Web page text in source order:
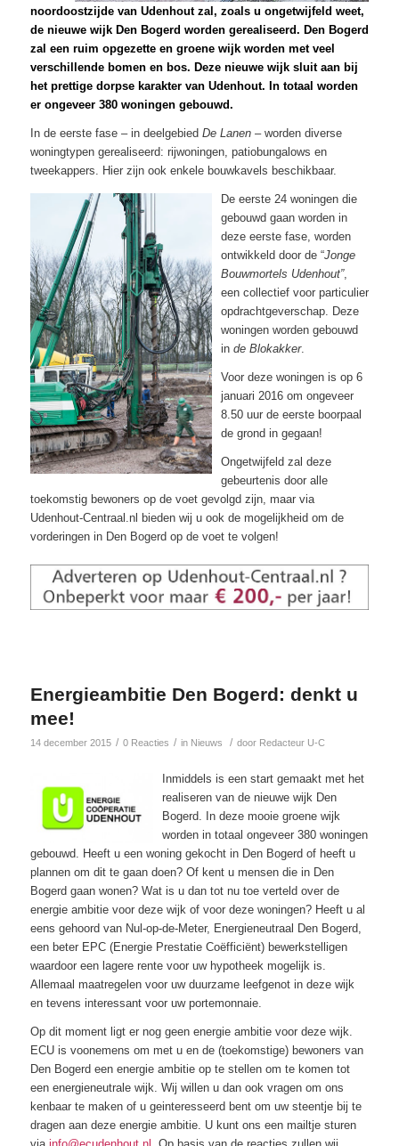
noordoostzijde van Udenhout zal, zoals u ongetwijfeld weet,
de nieuwe wijk Den Bogerd worden gerealiseerd. Den Bogerd
zal een ruim opgezette en groene wijk worden met veel
verschillende bomen en bos. Deze nieuwe wijk sluit aan bij
het prettige dorpse karakter van Udenhout. In totaal worden
er ongeveer 380 woningen gebouwd.
In de eerste fase – in deelgebied De Lanen– worden diverse
woningtypen gerealiseerd: rijwoningen, patiobungalows en
tweekappers. Hier zijn ook enkele bouwkavels beschikbaar.
De eerste 24 woningen die
gebouwd gaan worden in
deze eerste fase, worden
ontwikkeld door de “Jonge
Bouwmortels Udenhout”,
een collectief voor particulier
opdrachtgeverschap. Deze
woningen worden gebouwd
in de Blokakker.
Voor deze woningen is op 6
januari 2016 om ongeveer
8.50 uur de eerste boorpaal
de grond in gegaan!
Ongetwijfeld zal deze
gebeurtenis door alle
toekomstig bewoners op de voet gevolgd zijn, maar via
Udenhout-Centraal.nl bieden wij u ook de mogelijkheid om de
vorderingen in Den Bogerd op de voet te volgen!
Energieambitie Den Bogerd: denkt u
mee!
14 december 2015 / 0 Reacties / in Nieuws / door Redacteur U-C
Inmiddels is een start gemaakt met het
realiseren van de nieuwe wijk Den
Bogerd. In deze mooie groene wijk
worden in totaal ongeveer 380 woningen
gebouwd. Heeft u een woning gekocht in Den Bogerd of heeft u
plannen om dit te gaan doen? Of kent u mensen die in Den
Bogerd gaan wonen? Wat is u dan tot nu toe verteld over de
energie ambitie voor deze wijk of voor deze woningen? Heeft u al
eens gehoord van Nul-op-de-Meter, Energieneutraal Den Bogerd,
een beter EPC (Energie Prestatie Coëfficiënt) bewerkstelligen
waardoor een lagere rente voor uw hypotheek mogelijk is.
Allemaal maatregelen voor uw duurzame leefgenot in deze wijk
en tevens interessant voor uw portemonnaie.
Op dit moment ligt er nog geen energie ambitie voor deze wijk.
ECU is voonemens om met u en de (toekomstige) bewoners van
Den Bogerd een energie ambitie op te stellen om te komen tot
een energieneutrale wijk. Wij willen u dan ook vragen om ons
kenbaar te maken of u geinteresseerd bent om uw steentje bij te
dragen aan deze energie ambitie. U kunt ons een mailtje sturen